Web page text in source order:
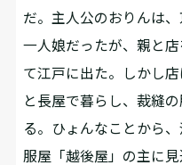
だ。主人公のおりんは
一人娘だったが、親と
て江戸に出た。しかし
と長屋で暮らし、裁縫
る。ひょんなことから
服屋「越後屋」の主に